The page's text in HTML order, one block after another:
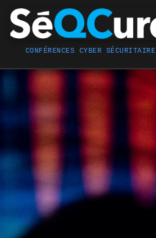
CONFÉRENCES CYBER SÉCURITAIRE